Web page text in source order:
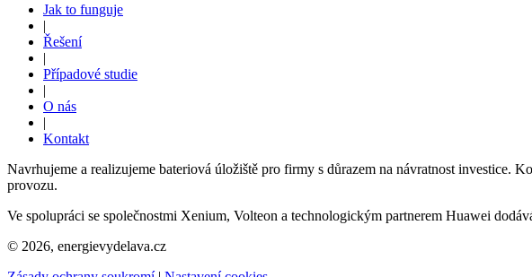
Jak to funguje
|
Řešení
|
Případové studie
|
O nás
|
Kontakt
Navrhujeme a realizujeme bateriová úložiště pro firmy s důrazem na návratnost
provozu.
Ve spolupráci se společnostmi Xenium, Volteon a technologickým partnerem Huawei
© 2026, energievydelava.cz